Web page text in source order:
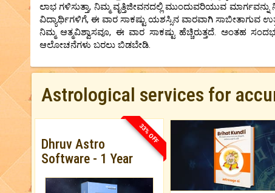
ಲಾಭ ಗಳಿಸುತ್ತಾ, ನಿಮ್ಮ ವೃತ್ತಿಜೀವನದಲ್ಲಿ ಮುಂದುವರಿಯುವ
ವಿದ್ಯಾರ್ಥಿಗಳಿಗೆ, ಈ ವಾರ ಸಾಕಷ್ಟು ಯಶಸ್ಸಿನ ವಾರವಾಗಿ ಸಾಬೀತಾಗುವ
ನಿಮ್ಮ ಆತ್ಮವಿಶ್ವಾಸವೂ, ಈ ವಾರ ಸಾಕಷ್ಟು ಹೆಚ್ಚಿರುತ್ತದೆ. ಅಂತಹ
ಆಲೋಚನೆಗಳು ಬರಲು ಬಿಡಬೇಡಿ.
Astrological services for
33% OFF
Dhruv Astro
Software - 1 Year